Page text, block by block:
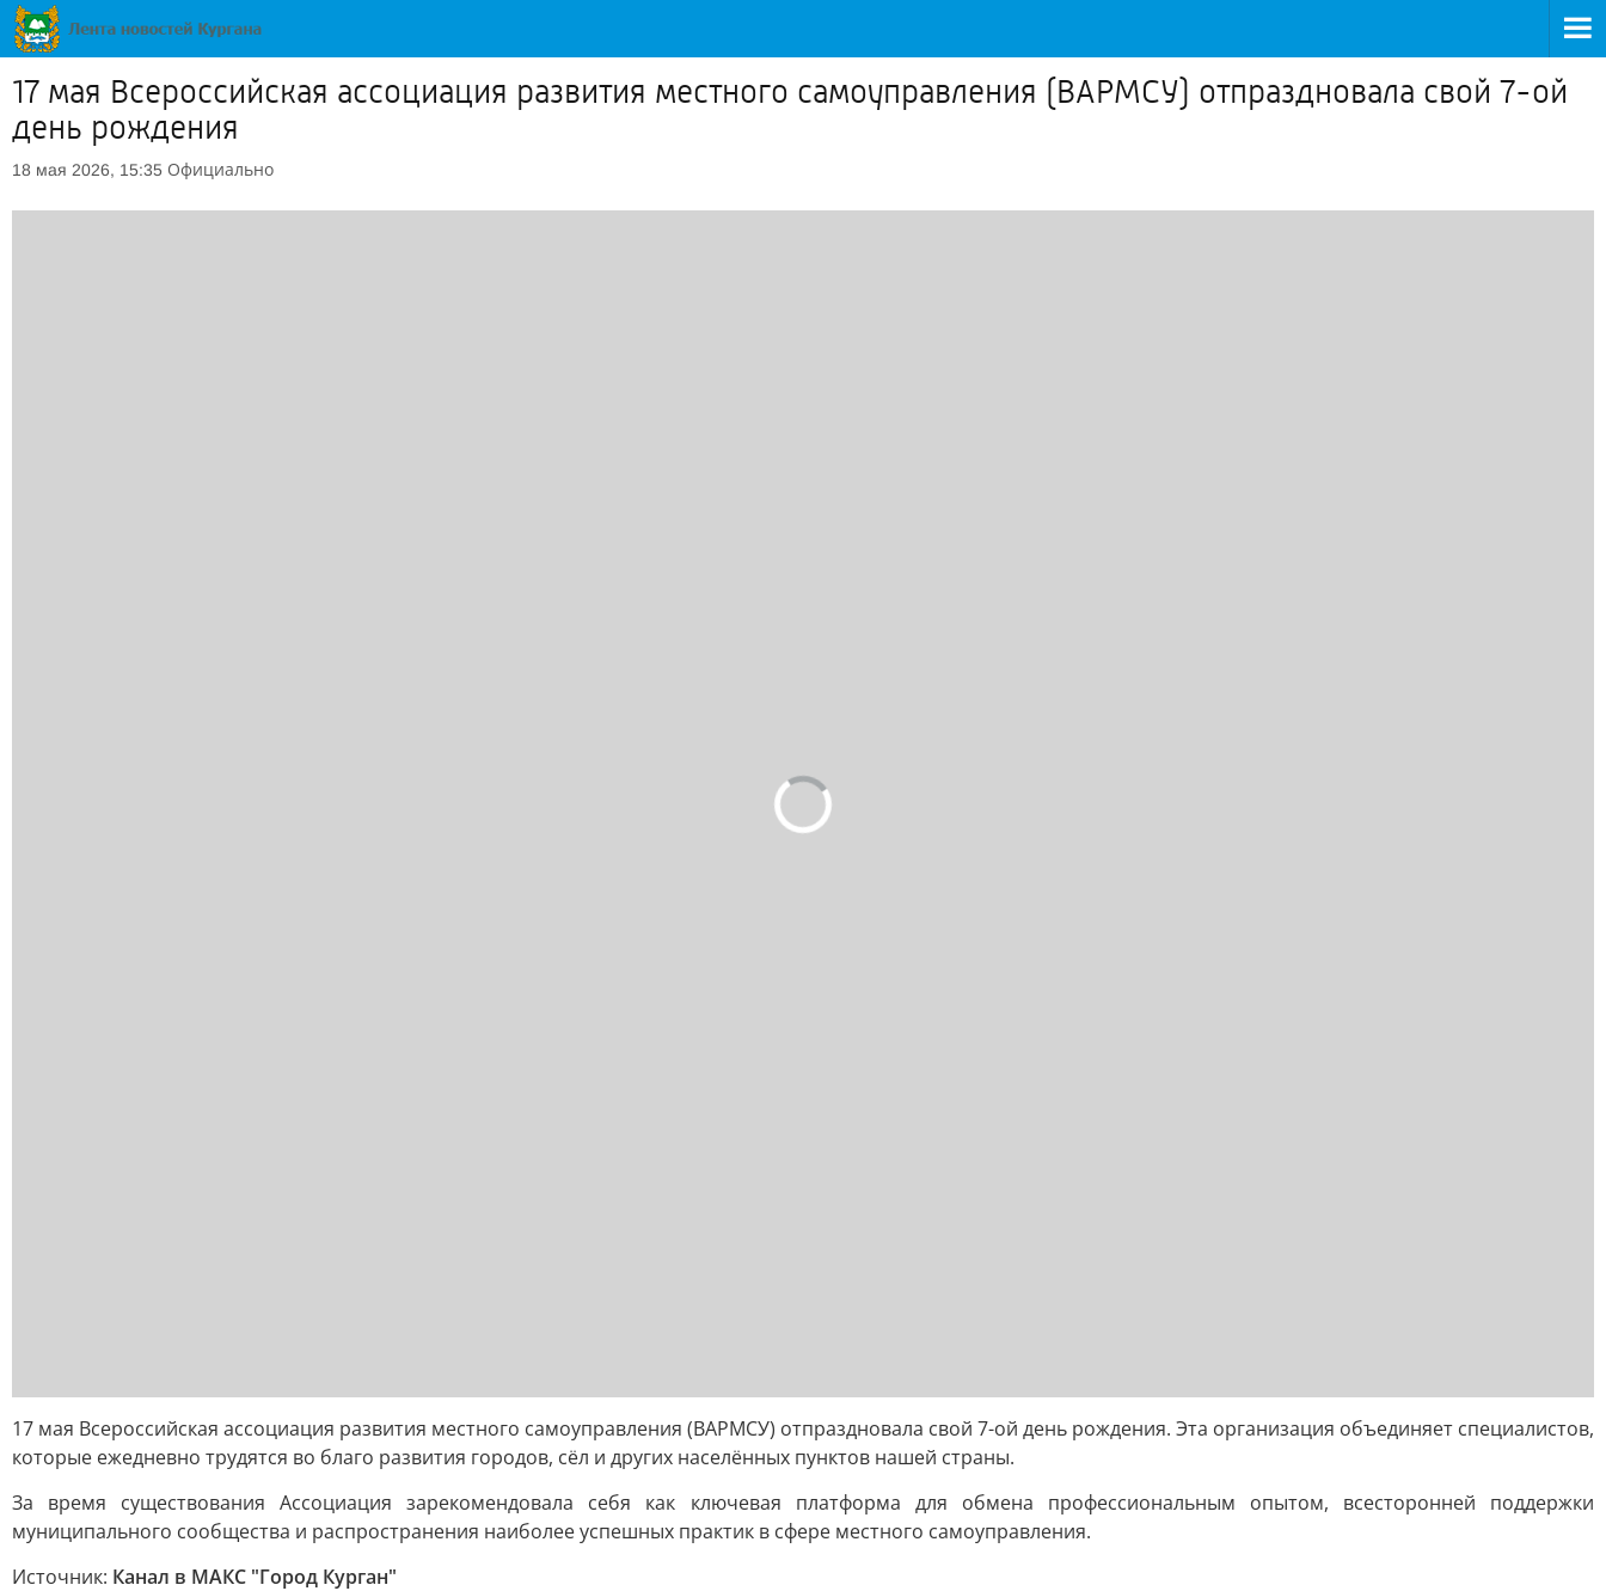
17 мая Всероссийская ассоциация развития местного самоуправления (ВАРМСУ) отпраздновала свой 7-ой
день рождения
18 мая 2026, 15:35 Официально
17 мая Всероссийская ассоциация развития местного самоуправления (ВАРМСУ) отпраздновала свой 7-ой день рождения. Эта организация объединяет специалистов,
которые ежедневно трудятся во благо развития городов, сёл и других населённых пунктов нашей страны.
За время существования Ассоциация зарекомендовала себя как ключевая платформа для обмена профессиональным опытом, всесторонней поддержки
муниципального сообщества и распространения наиболее успешных практик в сфере местного самоуправления.
Источник: Канал в МАКС "Город Курган"